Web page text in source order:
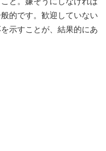
的です。歓迎していない
示すことが、結果的にあ